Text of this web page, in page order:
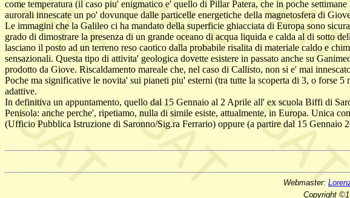
come temperatura (il caso piu' enigmatico e' quello di Pillar Patera, che in poche
aurorali innescate un po' dovunque dalle particelle energetiche della magnetosfera di
Le immagini che la Galileo ci ha mandato della superficie ghiacciata di Europa sono
grado di dimostrare la presenza di un grande oceano di acqua liquida e calda al di sotto
lasciano il posto ad un terreno reso caotico dalla probabile risalita di materiale caldo e
sensazionali. Questa tipo di attivita' geologica dovette esistere in passato anche su
prodotto da Giove. Riscaldamento mareale che, nel caso di Callisto, non si e' mai
Poche ma significative le novita' sui pianeti piu' esterni (tra tutte la scoperta di 3, o forse
adattive.
In definitiva un appuntamento, quello dal 15 Gennaio al 2 Aprile all' ex scuola Biffi di
Penisola: anche perche', ripetiamo, nulla di simile esiste, attualmente, in Europa. Unica
(Ufficio Pubblica Istruzione di Saronno/Sig.ra Ferrario) oppure (a partire dal 15 Gennaio
Webmaster:
Copyright